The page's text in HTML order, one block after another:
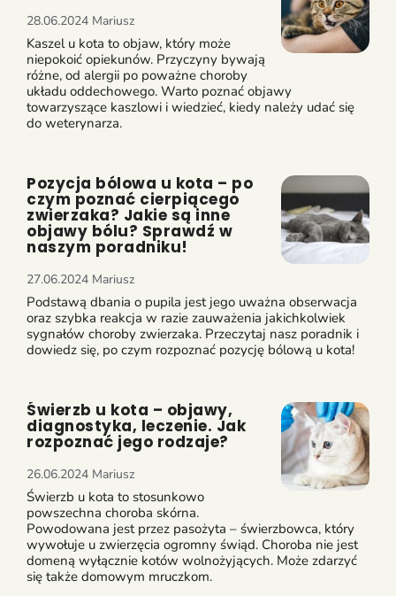
28.06.2024 Mariusz
Kaszel u kota to objaw, który może
niepokoić opiekunów. Przyczyny bywają
różne, od alergii po poważne choroby
układu oddechowego. Warto poznać objawy
towarzyszące kaszlowi i wiedzieć, kiedy należy udać się
do weterynarza.
Pozycja bólowa u kota – po
czym poznać cierpiącego
zwierzaka? Jakie są inne
objawy bólu? Sprawdź w
naszym poradniku!
27.06.2024 Mariusz
Podstawą dbania o pupila jest jego uważna obserwacja
oraz szybka reakcja w razie zauważenia jakichkolwiek
sygnałów choroby zwierzaka. Przeczytaj nasz poradnik i
dowiedz się, po czym rozpoznać pozycję bólową u kota!
Świerzb u kota – objawy,
diagnostyka, leczenie. Jak
rozpoznać jego rodzaje?
26.06.2024 Mariusz
Świerzb u kota to stosunkowo
powszechna choroba skórna.
Powodowana jest przez pasożyta – świerzbowca, który
wywołuje u zwierzęcia ogromny świąd. Choroba nie jest
domeną wyłącznie kotów wolnożyjących. Może zdarzyć
się także domowym mruczkom.